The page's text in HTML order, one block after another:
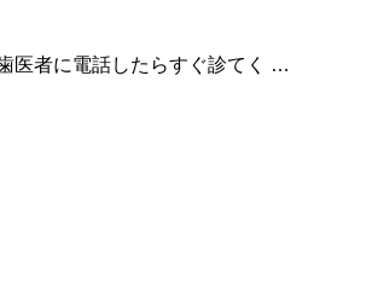
医者に電話したらすぐ診てく …